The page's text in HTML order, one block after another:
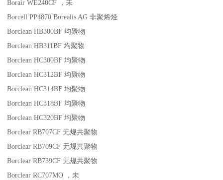
Borair WE240CF
，未
Borcell PP4870 Borealis AG 非聚烯烃
Borclean HB300BF 均聚物
Borclean HB311BF 均聚物
Borclean HC300BF 均聚物
Borclean HC312BF 均聚物
Borclean HC314BF 均聚物
Borclean HC318BF 均聚物
Borclean HC320BF 均聚物
Borclear RB707CF 无规共聚物
Borclear RB709CF 无规共聚物
Borclear RB739CF 无规共聚物
Borclear RC707MO
，未